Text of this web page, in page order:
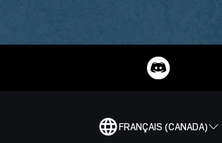
FRANÇAIS (CANADA)